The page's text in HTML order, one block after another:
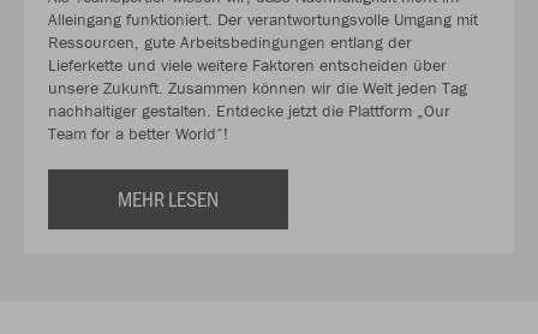
Alleingang funktioniert. Der verantwortungsvolle Umgang mit
Ressourcen, gute Arbeitsbedingungen entlang der
Lieferkette und viele weitere Faktoren entscheiden über
unsere Zukunft. Zusammen können wir die Welt jeden Tag
nachhaltiger gestalten. Entdecke jetzt die Plattform „Our
Team for a better World“!
MEHR LESEN